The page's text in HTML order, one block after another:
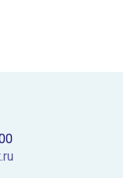
елочную игрушку